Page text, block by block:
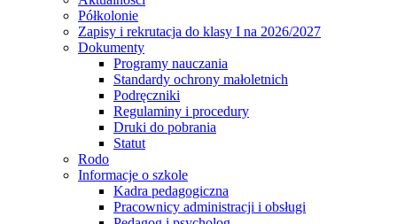
Półkolonie
Zapisy i rekrutacja do klasy I na 2026/2027
Dokumenty
Programy nauczania
Standardy ochrony małoletnich
Podręczniki
Regulaminy i procedury
Druki do pobrania
Statut
Rodo
Informacje o szkole
Kadra pedagogiczna
Pracownicy administracji i obsługi